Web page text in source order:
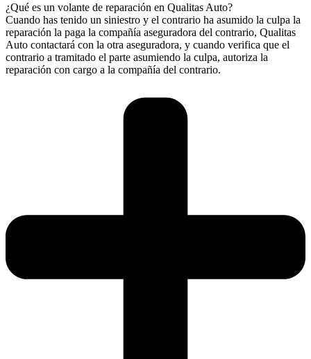
¿Qué es un volante de reparación en Qualitas Auto?
Cuando has tenido un siniestro y el contrario ha asumido la culpa la
reparación la paga la compañía aseguradora del contrario, Qualitas
Auto contactará con la otra aseguradora, y cuando verifica que el
contrario a tramitado el parte asumiendo la culpa, autoriza la
reparación con cargo a la compañía del contrario.